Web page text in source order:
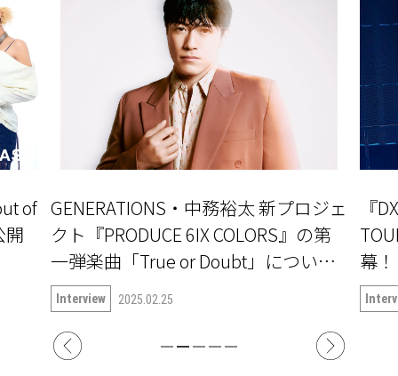
of
開
GENERATIONS・中務裕太 新プロジェ
クト『PRODUCE 6IX COLORS』の第
一弾楽曲「True or Doubt」について
語る
Interview 2025.02.25
『